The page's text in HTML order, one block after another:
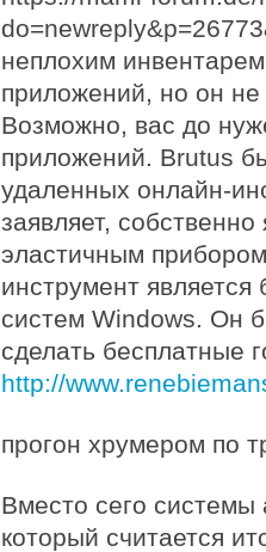
неплохим
приложений, но он
Возможно, вас до
приложений. Brutus
удаленных онлайн-
заявляет,
эластичным
инструмент
систем Windows. Он
сделать бесплатные
http://
прогон хрумером по
Вместо сего системы
который считается